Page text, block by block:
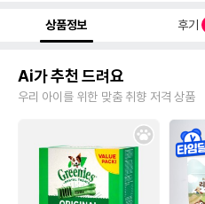
상품정보 후기
Ai가 추천 드려요
우리 아이를 위한 맞춤 취향 저격 상품